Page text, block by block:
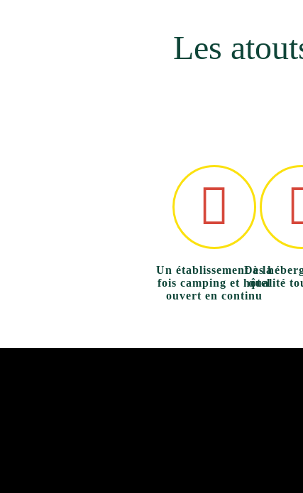
Les
Un établissement à la
fois camping et hôtel
ouvert en continu
Des
qualité